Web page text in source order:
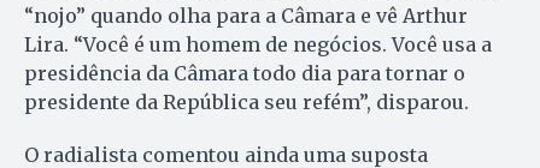
“nojo” quando olha para a Câmara e vê Arthur
Lira. “Você é um homem de negócios. Você usa a
presidência da Câmara todo dia para tornar o
presidente da República seu refém”, disparou.
O radialista comentou ainda uma suposta